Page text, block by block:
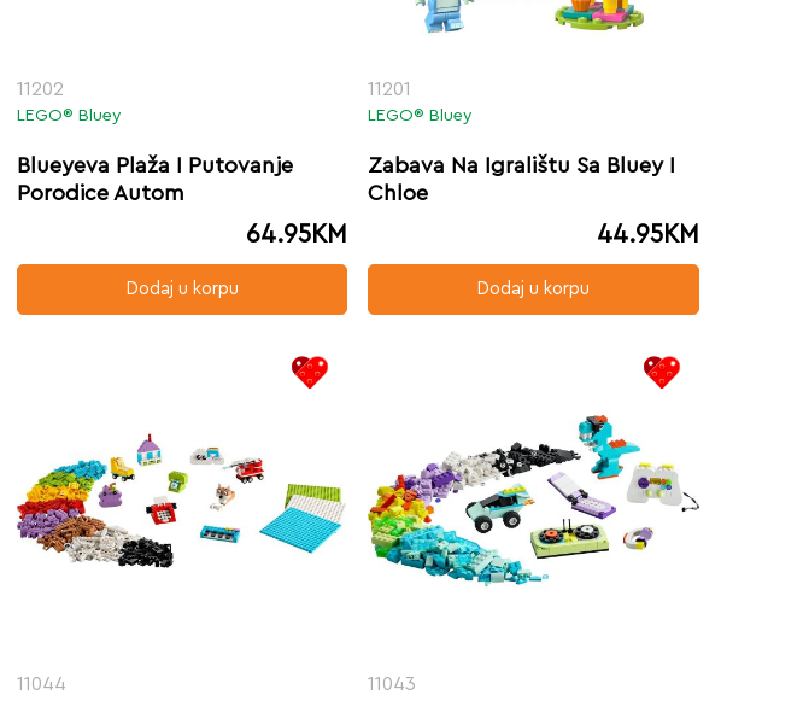
11202
LEGO® Bluey
Blueyeva Plaža I Putovanje
Porodice Autom
64.95KM
Dodaj u korpu
11201
LEGO® Bluey
Zabava Na Igralištu Sa Bluey I
Chloe
44.95KM
Dodaj u korpu
11044 11043